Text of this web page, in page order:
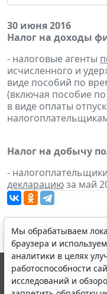
30 июня 2016
Налог на доходы
- налоговые агенты
исчисленного и
виде пособий по
(включая пособие
в виде оплаты
Налог на добычу
- налогоплательщики
декларациюза май
Мы обрабатываем
браузера и
аналитики в целях
работоспособности
исследований и
© ООО "НПП "ГАРАНТ-
выпускается с 1990